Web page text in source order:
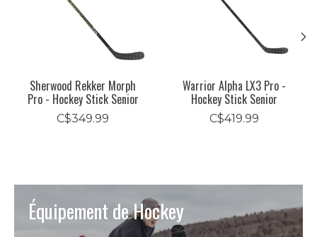
Sherwood Rekker Morph
Pro - Hockey Stick Senior
C$349.99
Warrior Alpha LX3 Pro -
Hockey Stick Senior
C$419.99
Équipement de Hockey